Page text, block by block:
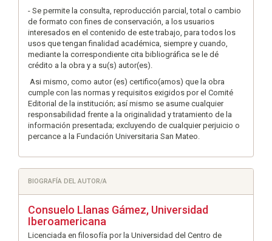
- Se permite la consulta, reproducción parcial, total o cambio
de formato con fines de conservación, a los usuarios
interesados en el contenido de este trabajo, para todos los
usos que tengan finalidad académica, siempre y cuando,
mediante la correspondiente cita bibliográfica se le dé
crédito a la obra y a su(s) autor(es).
Asi mismo, como autor (es) certifico(amos) que la obra
cumple con las normas y requisitos exigidos por el Comité
Editorial de la institución; así mismo se asume cualquier
responsabilidad frente a la originalidad y tratamiento de la
información presentada; excluyendo de cualquier perjuicio o
percance a la Fundación Universitaria San Mateo.
BIOGRAFÍA DEL AUTOR/A
Consuelo Llanas Gámez, Universidad
Iberoamericana
Licenciada en filosofía por la Universidad del Centro de